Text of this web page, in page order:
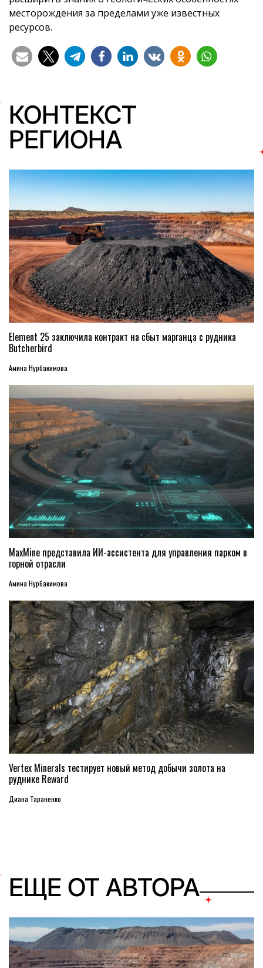
месторождения за пределами уже известных
ресурсов.
КОНТЕКСТ
РЕГИОНА
Element 25 заключила контракт на сбыт марганца с рудника
Butcherbird
Амина Нурбакимова
MaxMine представила ИИ-ассистента для управления парком в
горной отрасли
Амина Нурбакимова
Vertex Minerals тестирует новый метод добычи золота на
руднике Reward
Диана Тараненко
ЕЩЕ ОТ АВТОРА